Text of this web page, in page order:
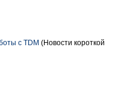
с TDM (Новости короткой